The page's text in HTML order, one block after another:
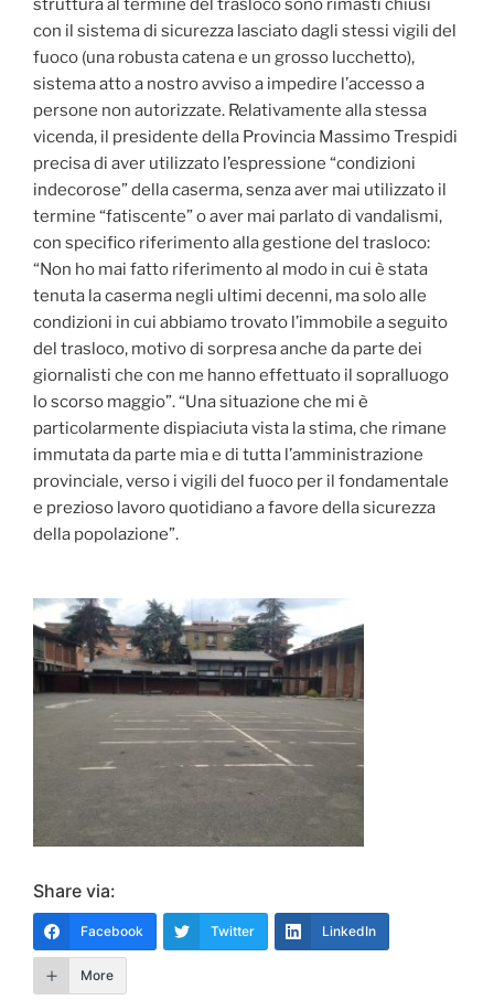
struttura al termine del trasloco sono rimasti chiusi
con il sistema di sicurezza lasciato dagli stessi vigili del
fuoco (una robusta catena e un grosso lucchetto),
sistema atto a nostro avviso a impedire l’accesso a
persone non autorizzate. Relativamente alla stessa
vicenda, il presidente della Provincia Massimo Trespidi
precisa di aver utilizzato l’espressione “condizioni
indecorose” della caserma, senza aver mai utilizzato il
termine “fatiscente” o aver mai parlato di vandalismi,
con specifico riferimento alla gestione del trasloco:
“Non ho mai fatto riferimento al modo in cui è stata
tenuta la caserma negli ultimi decenni, ma solo alle
condizioni in cui abbiamo trovato l’immobile a seguito
del trasloco, motivo di sorpresa anche da parte dei
giornalisti che con me hanno effettuato il sopralluogo
lo scorso maggio”. “Una situazione che mi è
particolarmente dispiaciuta vista la stima, che rimane
immutata da parte mia e di tutta l’amministrazione
provinciale, verso i vigili del fuoco per il fondamentale
e prezioso lavoro quotidiano a favore della sicurezza
della popolazione”.
Share via:
Facebook Twitter LinkedIn
More